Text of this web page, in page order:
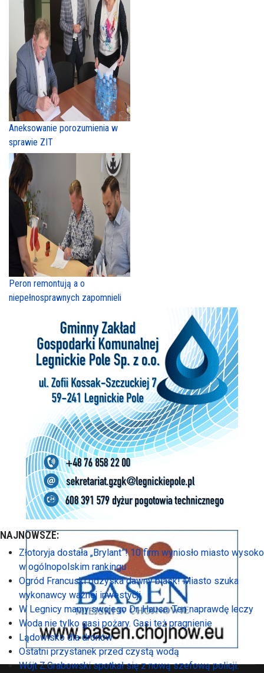
Aneksowanie porozumienia w
sprawie ZIT
Peron remontują a o
niepełnosprawnych zapomnieli
NAJNOWSZE:
Złotoryja dostała „Brylant”! 10 firm wyniosło miasto wysoko
w ogólnopolskim rankingu
Ogród Francuski odzyska dawny blask! Miasto szuka
wykonawcy ważnej inwestycji
W Legnicy mamy swojego Dr. Hausa. Ten naprawdę leczy
Woda nie tylko gasi pożary. Gasi też pragnienie
Lądowisko dla dronów
Ostatni przystanek przed czystą wodą
Wójt Z.Grabowski spotkał się z nową szefową policji.